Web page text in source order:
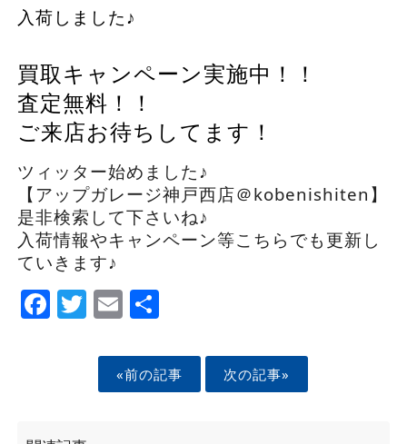
入荷しました♪
買取キャンペーン実施中！！
査定無料！！
ご来店お待ちしてます！
ツィッター始めました♪
【アップガレージ神戸西店＠kobenishiten】
是非検索して下さいね♪
入荷情報やキャンペーン等こちらでも更新し
ていきます♪
Facebook
Twitter
EmailShare
«前の記事 次の記事»